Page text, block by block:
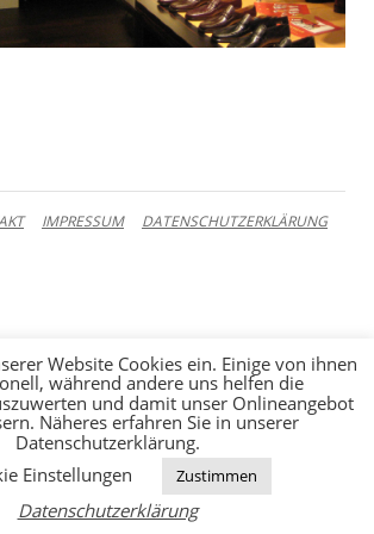
IMPRESSUM DATENSCHUTZERKLÄRUNG
Website Cookies ein. Einige von ihnen
während andere uns helfen die
und damit unser Onlineangebot
Näheres erfahren Sie in unserer
Datenschutzerklärung.
Einstellungen
Zustimmen
Datenschutzerklärung